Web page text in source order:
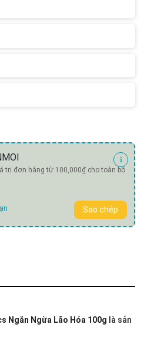
trị đơn hàng từ 100,000₫ cho toàn bộ
Sao chép
Ngăn Ngừa Lão Hóa 100g là sản